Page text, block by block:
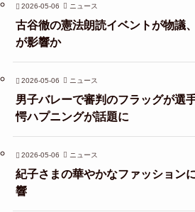
2026-05-06 ニュース
古谷徹の憲法朗読イベントが物議
が影響か
2026-05-06 ニュース
男子バレーで審判のフラッグが選
愕ハプニングが話題に
2026-05-06 ニュース
紀子さまの華やかなファッション
響